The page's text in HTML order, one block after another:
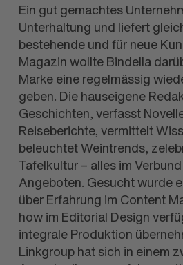
Ein gut gemachtes
Unterhaltung und liefert
bestehende und für neue
Magazin wollte Bindella
Marke eine regelmässig
geben. Die hauseigene
Geschichten, verfasst
Reiseberichte, vermittelt
beleuchtet Weintrends,
Tafelkultur – alles im
Angeboten. Gesucht wurde
über Erfahrung im Content
how im Editorial Design
integrale Produktion
Linkgroup hat sich in einem